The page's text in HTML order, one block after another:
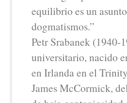
equilibrio es un
dogmatismos.”
Petr Srabanek (1940-
universitario, nacido
en Irlanda en el
James McCormick,